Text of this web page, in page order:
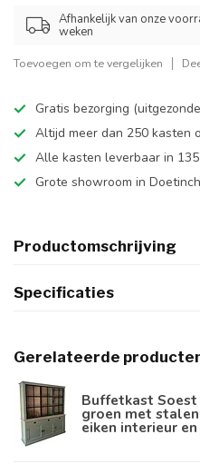
Afhankelijk van onze
weken
Toevoegen om te vergelijken
Gratis bezorging
Altijd meer dan 250 kasten
Alle kasten leverbaar in
Grote showroom in
Productomschrijving
Specificaties
Gerelateerde
Buffetkast Soest
groen met
eiken interieur